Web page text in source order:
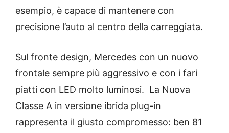
esempio, è capace di mantenere con
precisione l’auto al centro della carreggiata.
Sul fronte design, Mercedes con un nuovo
frontale sempre più aggressivo e con i fari
piatti con LED molto luminosi. La Nuova
Classe A in versione ibrida plug-in
rappresenta il giusto compromesso: ben 81